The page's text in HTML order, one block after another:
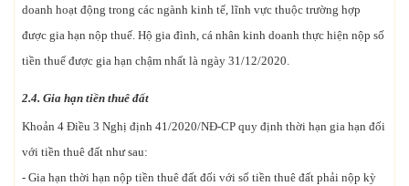
doanh hoạt động trong các ngành kinh tế, lĩnh vực thuộc trường hợp
được gia hạn nộp thuế. Hộ gia đình, cá nhân kinh doanh thực hiện nộp số
tiền thuế được gia hạn chậm nhất là ngày 31/12/2020.
2.4. Gia hạn tiền thuê đất
Khoản 4 Điều 3 Nghị định 41/2020/NĐ-CP quy định thời hạn gia hạn đối
với tiền thuê đất như sau:
- Gia hạn thời hạn nộp tiền thuê đất đối với số tiền thuê đất phải nộp kỳ